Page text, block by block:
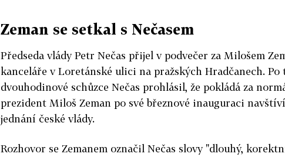
Zeman se setkal s Nečasem
Předseda vlády Petr Nečas přijel v podvečer za Milošem
kanceláře v Loretánské ulici na pražských Hradčanech. Po
dvouhodinové schůzce Nečas prohlásil, že pokládá za
prezident Miloš Zeman po své březnové inauguraci
jednání české vlády.
Rozhovor se Zemanem označil Nečas slovy "dlouhý,